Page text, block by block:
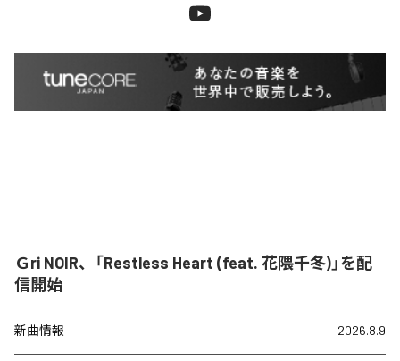
Ｇri NOIR、「Restless Heart (feat. 花隈千冬)」を配
信開始
新曲情報 2026.8.9